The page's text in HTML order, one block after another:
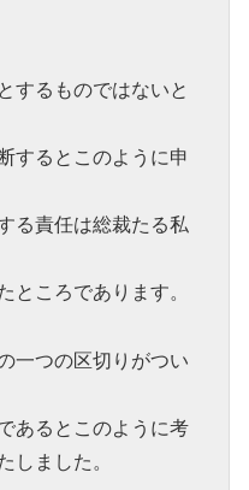
するものではないと
するとこのように申
る責任は総裁たる私
ところであります。
一つの区切りがつい
あるとこのように考
しました。